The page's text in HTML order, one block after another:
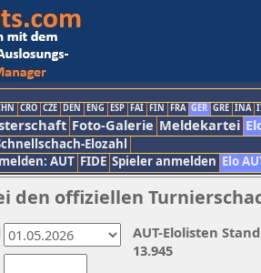
CRO CZE DEN ENG ESP FAI FIN FRA GER GRE INA
Foto-Galerie Meldekartei
Elozahl
AUT FIDE Spieler anmelden Elo
den offiziellen
AUT-Elolisten
13.945